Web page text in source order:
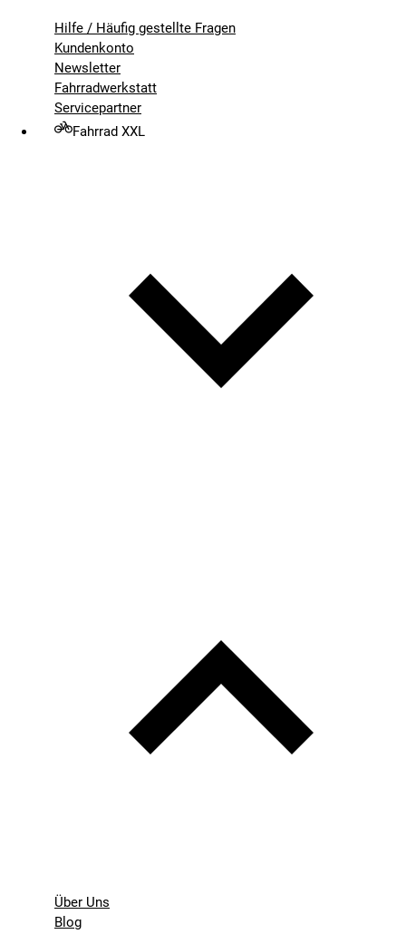
Hilfe / Häufig gestellte Fragen
Kundenkonto
Newsletter
Fahrradwerkstatt
Servicepartner
Fahrrad XXL
Über Uns
Blog